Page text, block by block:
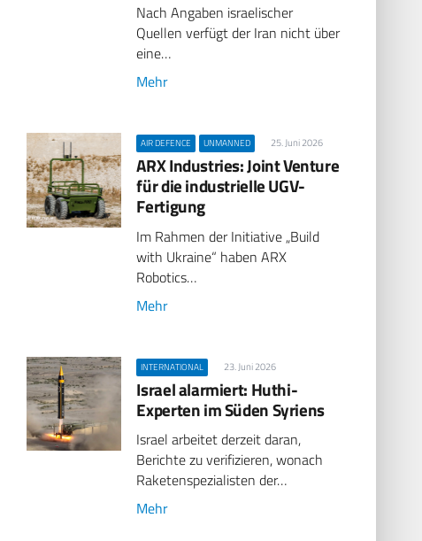
Nach Angaben israelischer
Quellen verfügt der Iran nicht über
eine…
Mehr
AIR DEFENCE UNMANNED 25. Juni 2026
ARX Industries: Joint Venture
für die industrielle UGV-
Fertigung
Im Rahmen der Initiative „Build
with Ukraine“ haben ARX
Robotics…
Mehr
INTERNATIONAL 23. Juni 2026
Israel alarmiert: Huthi-
Experten im Süden Syriens
Israel arbeitet derzeit daran,
Berichte zu verifizieren, wonach
Raketenspezialisten der…
Mehr